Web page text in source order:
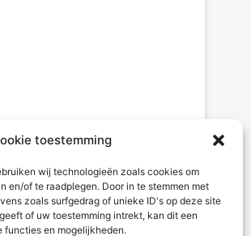
toestemming
wij technologieën zoals cookies om
en/of te raadplegen. Door in te stemmen met
zoals surfgedrag of unieke ID's op deze site
of uw toestemming intrekt, kan dit een
functies en mogelijkheden.